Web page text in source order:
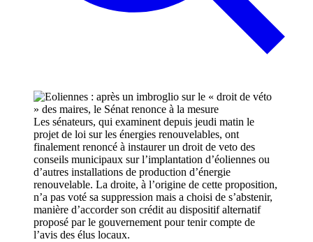
Les sénateurs, qui examinent depuis jeudi matin le
projet de loi sur les énergies renouvelables, ont
finalement renoncé à instaurer un droit de veto des
conseils municipaux sur l’implantation d’éoliennes ou
d’autres installations de production d’énergie
renouvelable. La droite, à l’origine de cette proposition,
n’a pas voté sa suppression mais a choisi de s’abstenir,
manière d’accorder son crédit au dispositif alternatif
proposé par le gouvernement pour tenir compte de
l’avis des élus locaux.